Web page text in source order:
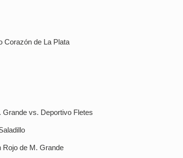
Corazón de La Plata
Grande vs. Deportivo Fletes
de M. Grande